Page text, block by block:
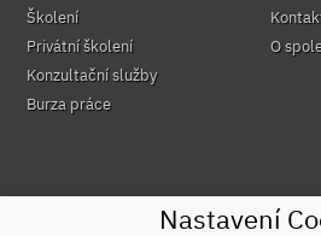
Nastavení
Školení
Privátní školení
Konzultační služby
Burza práce
O